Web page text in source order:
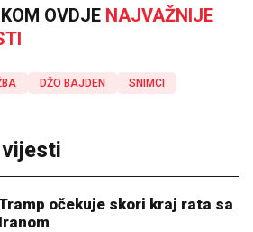
OVDJE NAJVAŽNIJE
DŽO BAJDEN SNIMCI
očekuje skori kraj rata sa
Iranom